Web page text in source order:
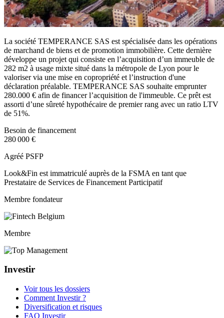
La société TEMPERANCE SAS est spécialisée dans les opérations
de marchand de biens et de promotion immobilière. Cette dernière
développe un projet qui consiste en l’acquisition d’un immeuble de
282 m2 à usage mixte situé dans la métropole de Lyon pour le
valoriser via une mise en copropriété et l’instruction d'une
déclaration préalable. TEMPERANCE SAS souhaite emprunter
280.000 € afin de financer l’acquisition de l'immeuble. Ce prêt est
assorti d’une sûreté hypothécaire de premier rang avec un ratio LTV
de 51%.
Besoin de financement
280 000 €
Agréé PSFP
Look&Fin est immatriculé auprès de la FSMA en tant que
Prestataire de Services de Financement Participatif
Membre fondateur
Membre
Investir
Voir tous les dossiers
Comment Investir ?
Diversification et risques
FAQ Investir